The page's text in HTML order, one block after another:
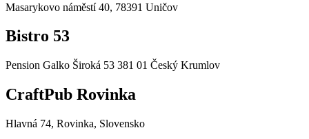
Masarykovo náměstí 40, 78391 Uničov
Bistro 53
Pension Galko Široká 53 381 01 Český Krumlov
CraftPub Rovinka
Hlavná 74, Rovinka, Slovensko